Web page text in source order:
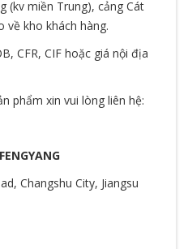
(kv miền Trung), cảng Cát
về kho khách hàng.
CFR, CIF hoặc giá nội địa
phẩm xin vui lòng liên hệ:
Changshu City, Jiangsu